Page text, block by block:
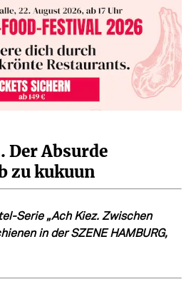
Der Absurde
zu kukuun
Serie „Ach Kiez. Zwischen
in der SZENE HAMBURG,